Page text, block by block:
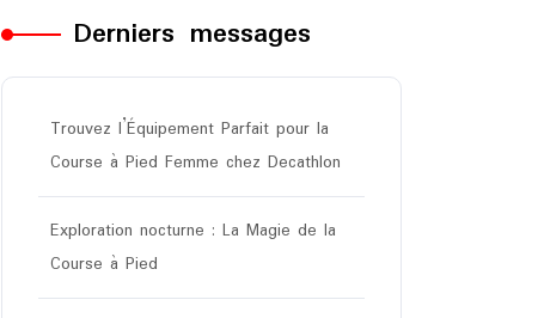
Derniers messages
Trouvez l’Équipement Parfait pour la
Course à Pied Femme chez Decathlon
Exploration nocturne : La Magie de la
Course à Pied